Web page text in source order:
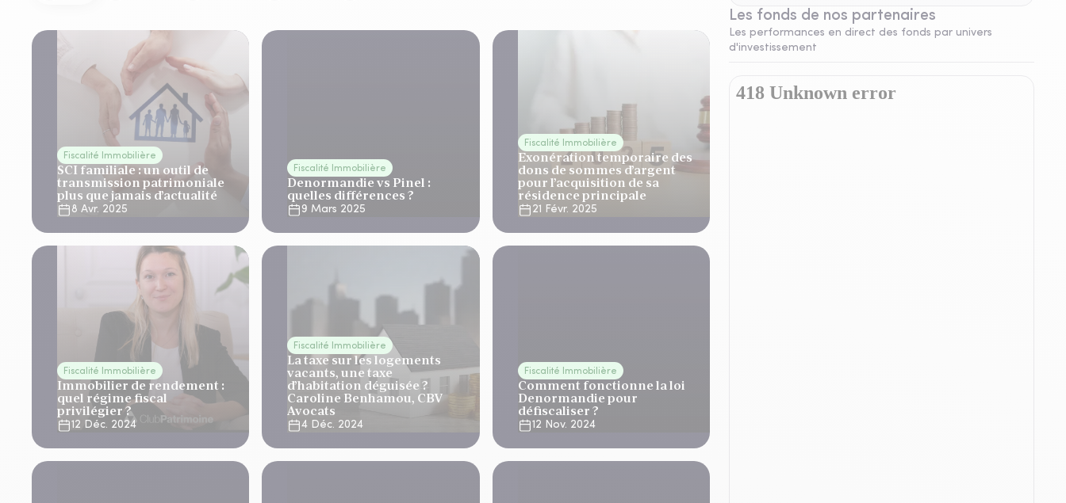
Fiscalité Immobilière
SCI familiale : un outil de
transmission patrimoniale
plus que jamais d’actualité
8 Avr. 2025
Fiscalité Immobilière
Denormandie vs Pinel :
quelles différences ?
9 Mars 2025
Fiscalité Immobilière
Exonération temporaire des
dons de sommes d’argent
pour l’acquisition de sa
résidence principale
21 Févr. 2025
Fiscalité Immobilière
Immobilier de rendement :
quel régime fiscal
privilégier ?
12 Déc. 2024
Fiscalité Immobilière
La taxe sur les logements
vacants, une taxe
d’habitation déguisée ?
Caroline Benhamou, CBV
Avocats
4 Déc. 2024
Fiscalité Immobilière
Comment fonctionne la loi
Denormandie pour
défiscaliser ?
12 Nov. 2024
Les fonds de nos partenaires
Les performances en direct des fonds par univers
d'investissement